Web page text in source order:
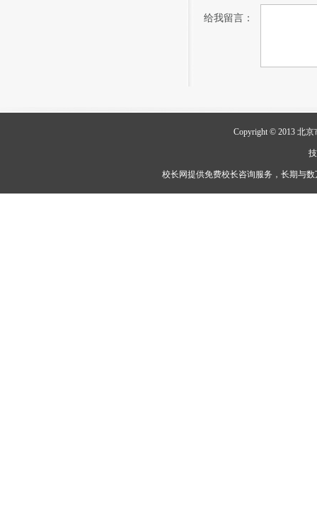
给我留言：
Copyright © 2013 北
校长网提供免费校长咨询服务，长期与